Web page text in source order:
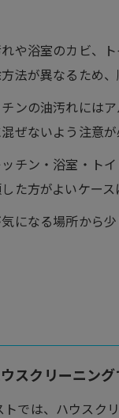
や浴室のカビ、
法が異なるため
ンの油汚れには
ぜないよう注意
チン・浴室・ト
た方がよいケース
になる場所から
スクリーニン
トでは、ハウスク